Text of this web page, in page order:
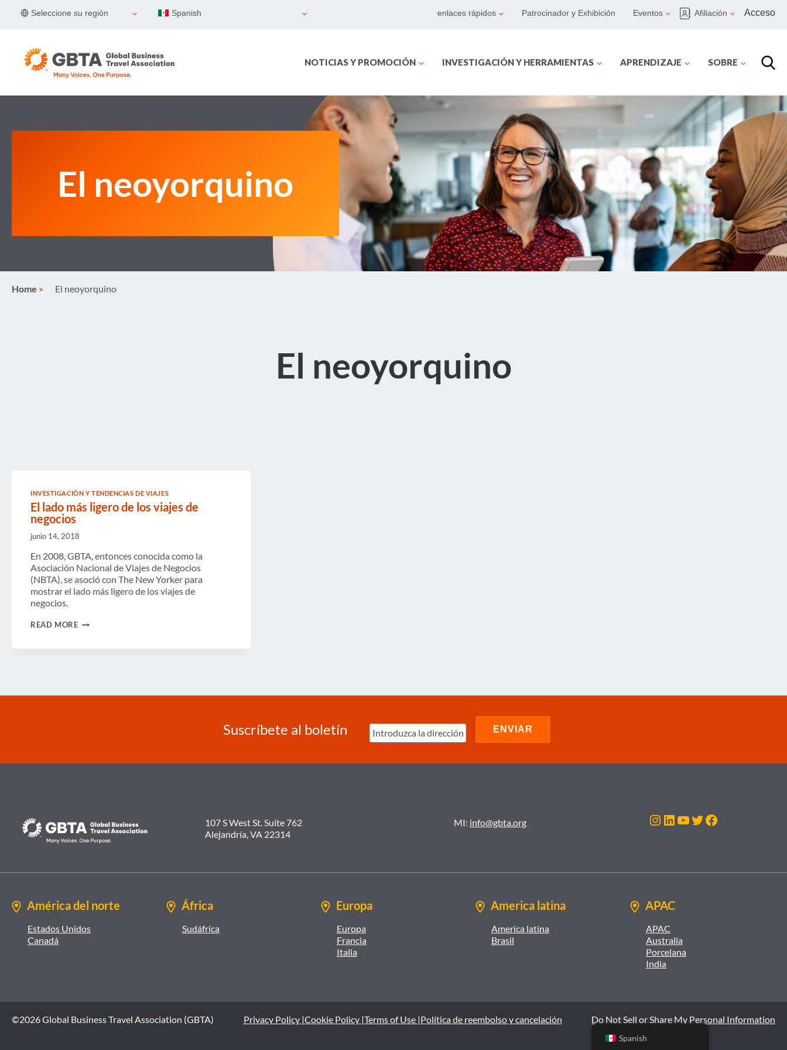
Seleccione su región Spanish enlaces rápidos Patrocinador y Exhibición Eventos Afiliación Acceso
NOTICIAS Y PROMOCIÓN INVESTIGACIÓN Y HERRAMIENTAS APRENDIZAJE SOBRE
El neoyorquino
Home El neoyorquino
El neoyorquino
INVESTIGACIÓN Y TENDENCIAS DE VIAJES
El lado más ligero de los viajes de
negocios
junio 14, 2018
En 2008, GBTA, entonces conocida como la
Asociación Nacional de Viajes de Negocios
(NBTA), se asoció con The New Yorker para
mostrar el lado más ligero de los viajes de
negocios.
READ MOREEL
LIGERO
NEGOCIOS
Suscríbete al boletín
107 S West St. Suite 762
Alejandría, VA 22314
MI: info@gbta.org Instagram
LinkedIn
YouTube
Twitter
Facebook
América del norte
Estados Unidos
Canadá
África
Sudáfrica
Europa
Europa
Francia
Italia
America latina
America latina
Brasil
APAC
APAC
Australia
Porcelana
India
©2026 Global Business Travel Association (GBTA) Privacy Policy |Cookie Policy |Terms of Use |Política de reembolso y cancelación Do Not Sell or Share My Personal Information
Spanish